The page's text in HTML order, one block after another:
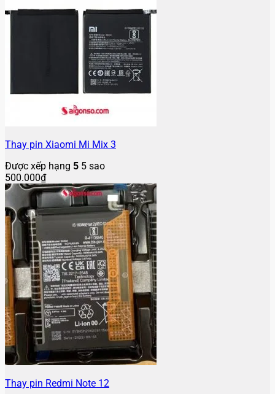
Thay pin Xiaomi Mi Mix 3
Được xếp hạng 5 5 sao
500.000₫
Thay pin Redmi Note 12